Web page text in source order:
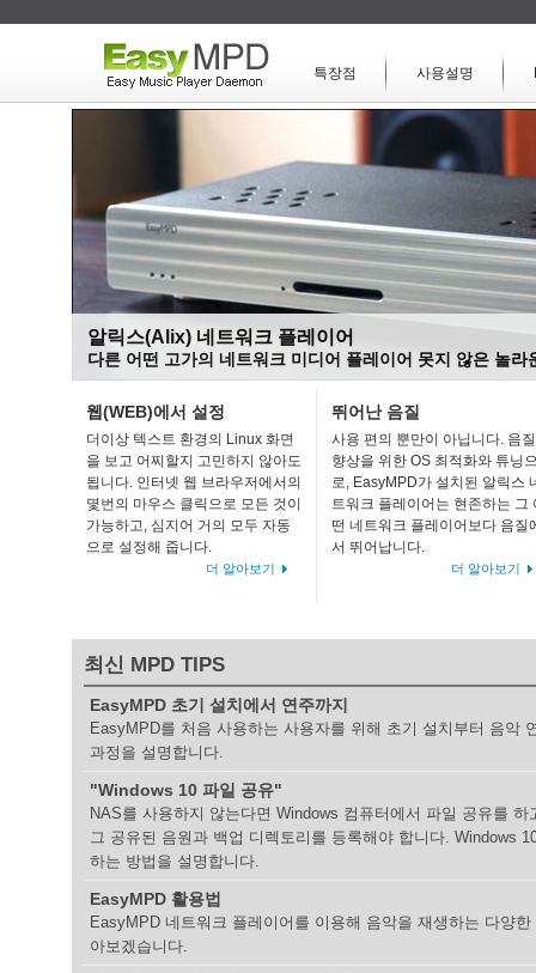
특장점 사용설명
알릭스(Alix) 네트워크 플레이어
다른 어떤 고가의 네트워크 미디어 플레이어 못지 않은 놀
웹(WEB)에서 설정
더이상 텍스트 환경의 Linux 화면
을 보고 어찌할지 고민하지 않아도
됩니다. 인터넷 웹 브라우저에서의
몇번의 마우스 클릭으로 모든 것이
가능하고, 심지어 거의 모두 자동
으로 설정해 줍니다.
더 알아보기
뛰어난 음질
사용 편의 뿐만이 아닙니다. 음질
향상을 위한 OS 최적화와 튜닝
로, EasyMPD가 설치된 알릭스
트워크 플레이어는 현존하는 그
떤 네트워크 플레이어보다 음질
서 뛰어납니다.
더 알아보기
최신 MPD TIPS
EasyMPD 초기 설치에서 연주까지
EasyMPD를 처음 사용하는 사용자를 위해 초기 설치부터 음악
과정을 설명합니다.
"Windows 10 파일 공유"
NAS를 사용하지 않는다면 Windows 컴퓨터에서 파일 공유를 하
그 공유된 음원과 백업 디렉토리를 등록해야 합니다. Windows
하는 방법을 설명합니다.
EasyMPD 활용법
EasyMPD 네트워크 플레이어를 이용해 음악을 재생하는 다양
아보겠습니다.